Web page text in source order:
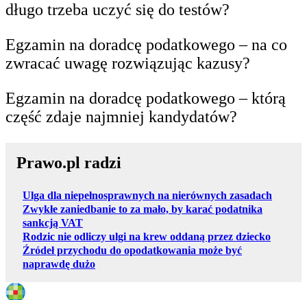
długo trzeba uczyć się do testów?
Egzamin na doradcę podatkowego – na co
zwracać uwagę rozwiązując kazusy?
Egzamin na doradcę podatkowego – którą
część zdaje najmniej kandydatów?
Prawo.pl radzi
Ulga dla niepełnosprawnych na nierównych zasadach
Zwykłe zaniedbanie to za mało, by karać podatnika
sankcją VAT
Rodzic nie odliczy ulgi na krew oddaną przez dziecko
Źródeł przychodu do opodatkowania może być
naprawdę dużo